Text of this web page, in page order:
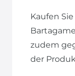
Kaufen
zudem
der